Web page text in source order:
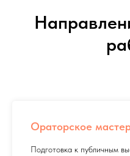
Ораторское
Подготовка к публичным